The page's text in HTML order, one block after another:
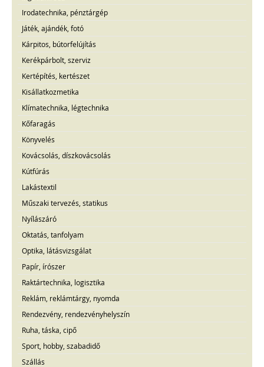
Irodatechnika, pénztárgép
Játék, ajándék, fotó
Kárpitos, bútorfelújítás
Kerékpárbolt, szerviz
Kertépítés, kertészet
Kisállatkozmetika
Klímatechnika, légtechnika
Kőfaragás
Könyvelés
Kovácsolás, díszkovácsolás
Kútfúrás
Lakástextil
Műszaki tervezés, statikus
Nyílászáró
Oktatás, tanfolyam
Optika, látásvizsgálat
Papír, írószer
Raktártechnika, logisztika
Reklám, reklámtárgy, nyomda
Rendezvény, rendezvényhelyszín
Ruha, táska, cipő
Sport, hobby, szabadidő
Szállás